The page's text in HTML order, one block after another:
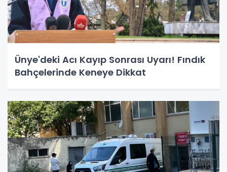
Ünye'deki Acı Kayıp Sonrası Uyarı! Fındık
Bahçelerinde Keneye Dikkat